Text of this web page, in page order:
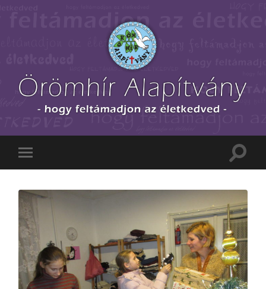
-
mobile
Toggle